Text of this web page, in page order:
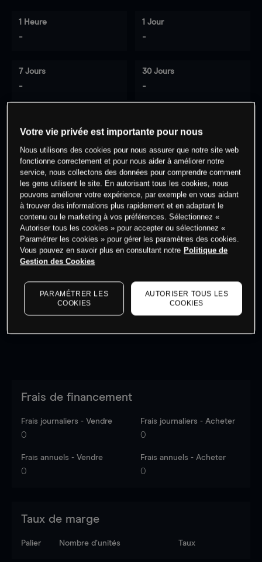
1 Heure
-
1 Jour
-
7 Jours
-
30 Jours
-
0% des clients ont une position à
cet actif
Commencez à trader
Les prix sont indicatifs.
dernières données du marché.Log into see latest
market data
Frais de financement
Frais journaliers - Vendre
0
Frais journaliers - Acheter
0
Frais annuels - Vendre
0
Frais annuels - Acheter
0
Taux de marge
Palier Nombre d’unités Taux
Votre vie privée est importante pour nous
Nous utilisons des cookies pour nous assurer que notre site web
fonctionne correctement et pour nous aider à améliorer notre
service, nous collectons des données pour comprendre comment
les gens utilisent le site. En autorisant tous les cookies, nous
pouvons améliorer votre expérience, par exemple en vous aidant
à trouver des informations plus rapidement et en adaptant le
contenu ou le marketing à vos préférences. Sélectionnez «
Autoriser tous les cookies » pour accepter ou sélectionnez «
Paramétrer les cookies » pour gérer les paramètres des cookies.
Vous pouvez en savoir plus en consultant notre Politique de
Gestion des Cookies
PARAMÉTRER LES
COOKIES
AUTORISER TOUS LES
COOKIES